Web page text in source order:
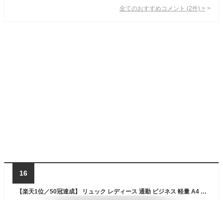
全てのおすすめコメント (2件) >
16
【楽天1位／50冠達成】 リュック レディース 通勤 ビジネス 軽量 A4 PC 撥水 きれいめ 大容量 バックパック 通勤バッグ パソコン 黒 おしゃれ リュックサック 女性 ノートPC ビジネスリュック 防水 ナイロン PC収納 通学 多機能 会社 オフィス 仕事用 出張 就活 学生